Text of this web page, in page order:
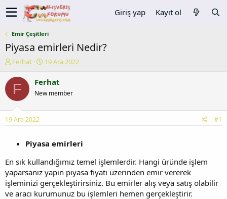
Giriş yap Kayıt ol
Emir Çeşitleri
Piyasa emirleri Nedir?
K
n
u
y
b
a
t
a
n
Ferhat
B
ş
a
t
r
i
h
i
19 Ara 2022
F Ferhat
New member
19 Ara 2022 #1
Piyasa emirleri
En sık kullandığımız temel işlemlerdir. Hangi üründe işlem
yaparsanız yapın piyasa fiyatı üzerinden emir vererek
işleminizi gerçekleştirirsiniz. Bu emirler alış veya satış olabilir
ve aracı kurumunuz bu işlemleri hemen gerçekleştirir.